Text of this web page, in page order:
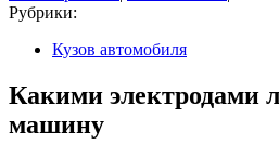
Рубрики:
Кузов автомобиля
Какими электродами
машину